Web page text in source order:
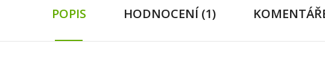
POPIS HODNOCENÍ (1)